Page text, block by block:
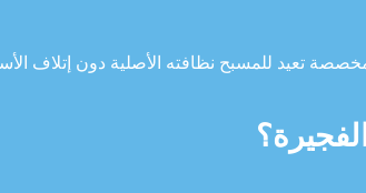
تعيد للمسبح نظافته الأصلية دون إتلاف